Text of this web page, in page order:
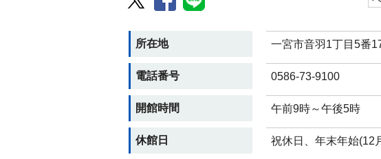
所在地 一宮市音羽1丁目5番
電話番号 0586-73-9100
開館時間 午前9時～午後5時
休館日 祝休日、年末年始(12